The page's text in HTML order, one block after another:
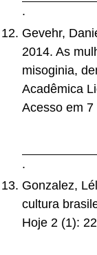
.
Gevehr,
2014. As
misoginia,
Acadêmica
Acesso em 7
.
Gonzalez,
cultura
Hoje 2 (1):